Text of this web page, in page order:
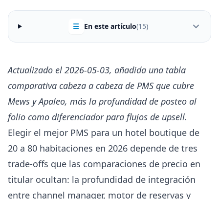
☰ En este artículo(15)
Actualizado el 2026-05-03, añadida una tabla
comparativa cabeza a cabeza de PMS que cubre
Mews y Apaleo, más la profundidad de posteo al
folio como diferenciador para flujos de upsell.
Elegir el mejor PMS para un hotel boutique de
20 a 80 habitaciones en 2026 depende de tres
trade-offs que las comparaciones de precio en
titular ocultan: la profundidad de integración
entre channel manager, motor de reservas y